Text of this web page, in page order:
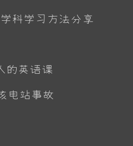
科学习方法分享
的英语课
电站事故